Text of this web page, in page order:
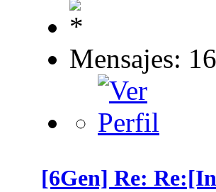
Mensajes: 16
[6Gen] Re: